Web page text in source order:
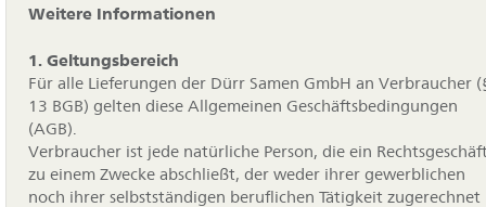
Weitere Informationen
1. Geltungsbereich
Für alle Lieferungen der Dürr Samen GmbH an Verbraucher
13 BGB) gelten diese Allgemeinen Geschäftsbedingungen
(AGB).
Verbraucher ist jede natürliche Person, die ein
zu einem Zwecke abschließt, der weder ihrer gewerblichen
noch ihrer selbstständigen beruflichen Tätigkeit zugerechnet